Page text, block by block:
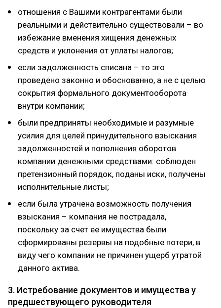
отношения с Вашими контрагентами были
реальными и действительно существовали – во
избежание вменения хищения денежных
средств и уклонения от уплаты налогов;
если задолженность списана – то это
проведено законно и обоснованно, а не с целью
сокрытия формального документооборота
внутри компании;
были предприняты необходимые и разумные
усилия для целей принудительного взыскания
задолженностей и пополнения оборотов
компании денежными средствами: соблюден
претензионный порядок, поданы иски, получены
исполнительные листы;
если была утрачена возможность получения
взыскания – компания не пострадала,
поскольку за счет ее имущества были
сформированы резервы на подобные потери, в
виду чего компании не причинен ущерб утратой
данного актива.
3. Истребование документов и имущества у
предшествующего руководителя